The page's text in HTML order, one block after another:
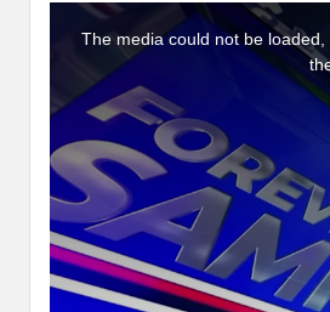
d
w
i
n
o
The media could not be